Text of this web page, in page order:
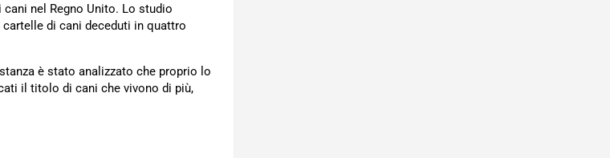
nel Regno Unito. Lo studio
cartelle di cani deceduti in quattro
è stato analizzato che proprio lo
il titolo di cani che vivono di più,